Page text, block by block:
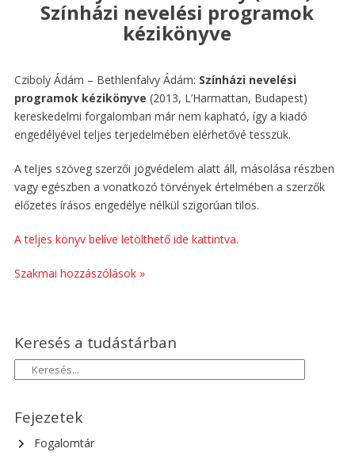
Színházi nevelési programok
kézikönyve
Cziboly Ádám – Bethlenfalvy Ádám: Színházi nevelési
programok kézikönyve (2013, L’Harmattan, Budapest)
kereskedelmi forgalomban már nem kapható, így a kiadó
engedélyével teljes terjedelmében elérhetővé tesszük.
A teljes szöveg szerzői jogvédelem alatt áll, másolása részben
vagy egészben a vonatkozó törvények értelmében a szerzők
előzetes írásos engedélye nélkül szigorúan tilos.
A teljes könyv belíve letölthető ide kattintva.
Szakmai hozzászólások »
Keresés a tudástárban
Fejezetek
Fogalomtár